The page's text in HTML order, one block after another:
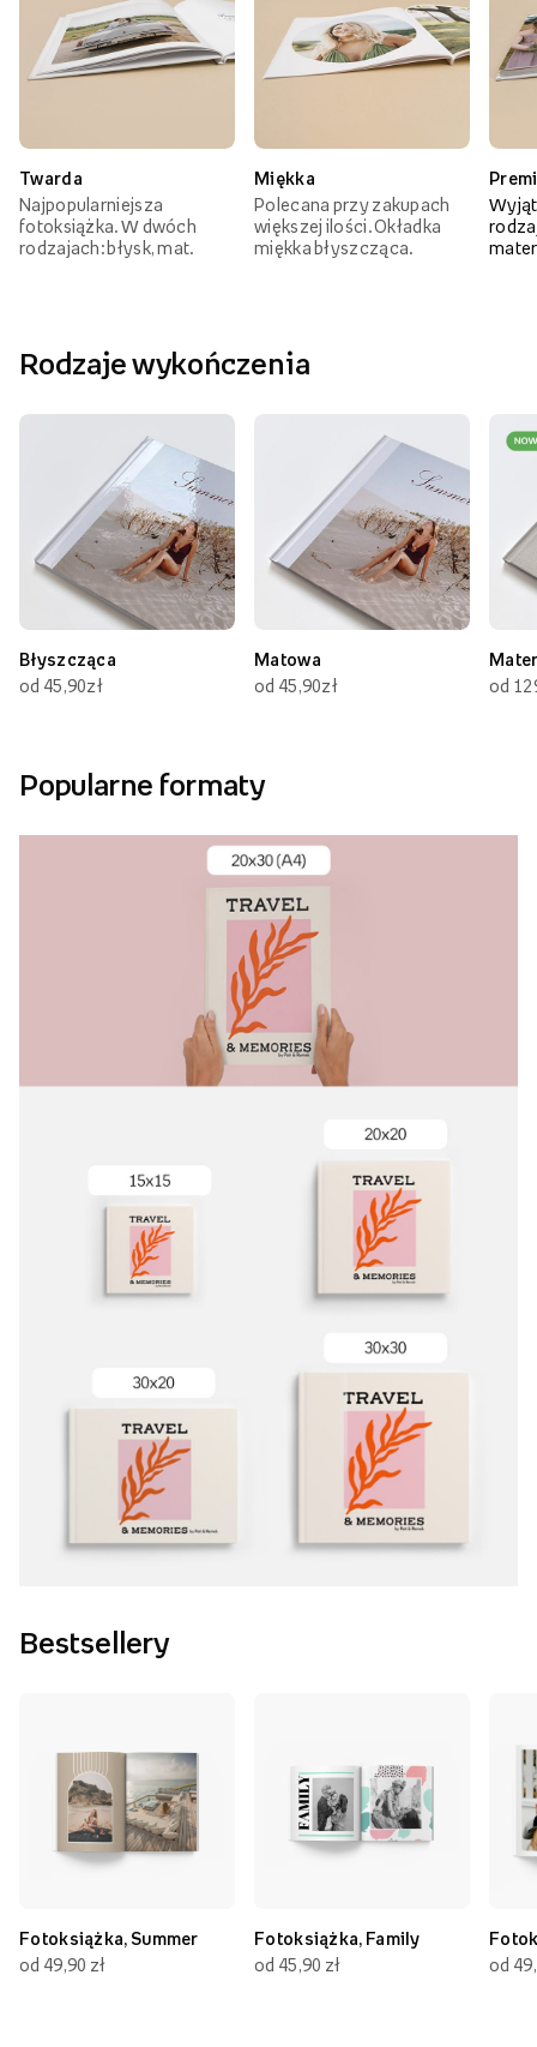
Twarda
Najpopularniejsza
fotoksiążka. W dwóch
rodzajach: błysk, mat.
Miękka
Polecana przy zakupach
większej ilości. Okładka
miękka błyszcząca.
Rodzaje wykończenia
Błyszcząca
od 45,90zł
Matowa
od 45,90zł
od
Popularne formaty
Bestsellery
Fotoksiążka, Summer
od 49,90 zł
Fotoksiążka, Family
od 45,90 zł
od